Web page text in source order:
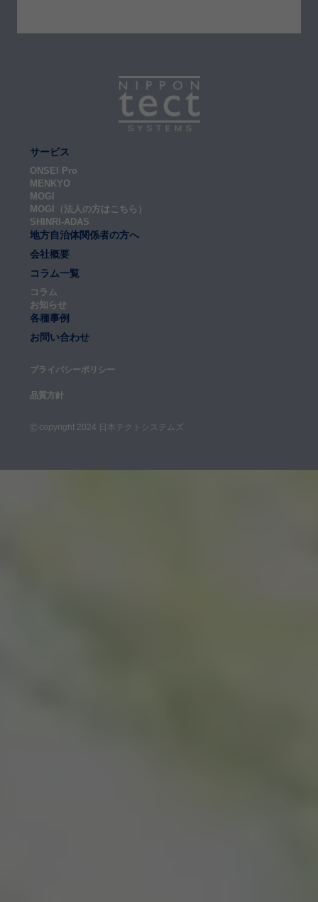
サービス
ONSEI Pro
MENKYO
MOGI
MOGI（法人の方はこちら）
SHINRI-ADAS
地方自治体関係者の方へ
会社概要
コラム一覧
コラム
お知らせ
各種事例
お問い合わせ
プライバシーポリシー
品質方針
© copyright 2024 日本テクトシステムズ